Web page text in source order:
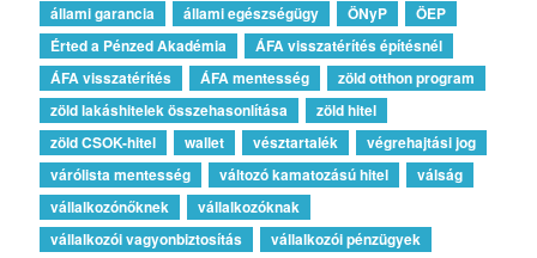
állami garancia
állami egészségügy ÖNyP
ÖEP
Érted a Pénzed Akadémia
ÁFA visszatérítés építésnél
ÁFA visszatérítés
ÁFA mentesség
zöld otthon program
zöld lakáshitelek összehasonlítása
zöld hitel
zöld CSOK-hitel
wallet vésztartalék
végrehajtási jog
várólista mentesség
változó kamatozású hitel
válság
vállalkozónőknek
vállalkozóknak
vállalkozói vagyonbiztosítás
vállalkozói pénzügyek